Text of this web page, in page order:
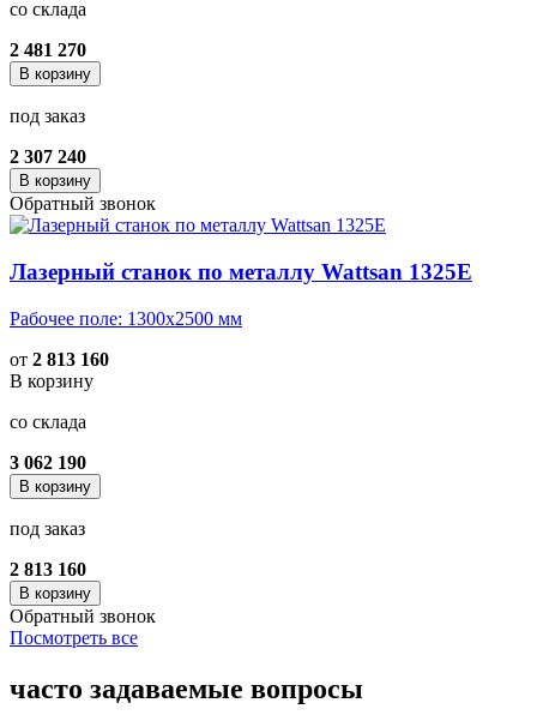
со склада
2 481 270
В корзину
под заказ
2 307 240
В корзину
Обратный звонок
Лазерный станок по металлу Wattsan 1325E
Рабочее поле: 1300х2500 мм
от 2 813 160
В корзину
со склада
3 062 190
В корзину
под заказ
2 813 160
В корзину
Обратный звонок
Посмотреть все
часто задаваемые вопросы